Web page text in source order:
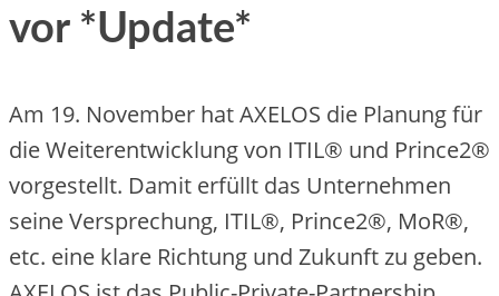
vor *Update*
Am 19. November hat AXELOS die Planung für
die Weiterentwicklung von ITIL® und Prince2®
vorgestellt. Damit erfüllt das Unternehmen
seine Versprechung, ITIL®, Prince2®, MoR®,
etc. eine klare Richtung und Zukunft zu geben.